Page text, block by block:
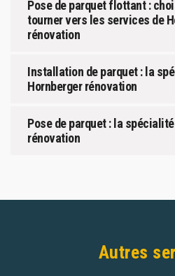
Pose de parquet flottant :
tourner vers les services de
rénovation
Installation de parquet : la
Hornberger rénovation
Pose de parquet : la
rénovation
Autres